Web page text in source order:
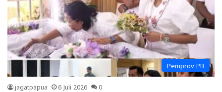
Pemprov PB
jagatpapua 6 Juli 2026 0